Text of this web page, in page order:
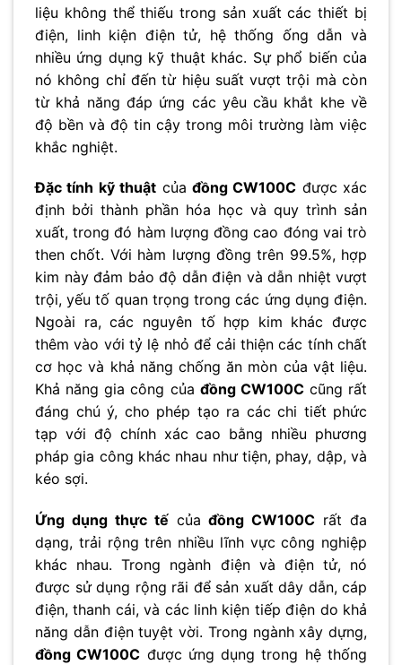
liệu không thể thiếu trong sản xuất các thiết bị
điện, linh kiện điện tử, hệ thống ống dẫn và
nhiều ứng dụng kỹ thuật khác. Sự phổ biến của
nó không chỉ đến từ hiệu suất vượt trội mà còn
từ khả năng đáp ứng các yêu cầu khắt khe về
độ bền và độ tin cậy trong môi trường làm việc
khắc nghiệt.
Đặc tính kỹ thuật của đồng CW100C được xác
định bởi thành phần hóa học và quy trình sản
xuất, trong đó hàm lượng đồng cao đóng vai trò
then chốt. Với hàm lượng đồng trên 99.5%, hợp
kim này đảm bảo độ dẫn điện và dẫn nhiệt vượt
trội, yếu tố quan trọng trong các ứng dụng điện.
Ngoài ra, các nguyên tố hợp kim khác được
thêm vào với tỷ lệ nhỏ để cải thiện các tính chất
cơ học và khả năng chống ăn mòn của vật liệu.
Khả năng gia công của đồng CW100Ccũng rất
đáng chú ý, cho phép tạo ra các chi tiết phức
tạp với độ chính xác cao bằng nhiều phương
pháp gia công khác nhau như tiện, phay, dập, và
kéo sợi.
Ứng dụng thực tếcủađồng CW100C rất đa
dạng, trải rộng trên nhiều lĩnh vực công nghiệp
khác nhau. Trong ngành điện và điện tử, nó
được sử dụng rộng rãi để sản xuất dây dẫn, cáp
điện, thanh cái, và các linh kiện tiếp điện do khả
năng dẫn điện tuyệt vời. Trong ngành xây dựng,
đồng CW100C được ứng dụng trong hệ thống